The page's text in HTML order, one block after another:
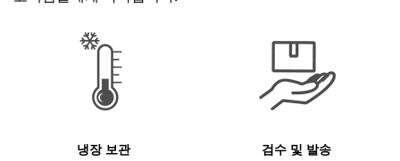
냉장 보관 검수 및 발송